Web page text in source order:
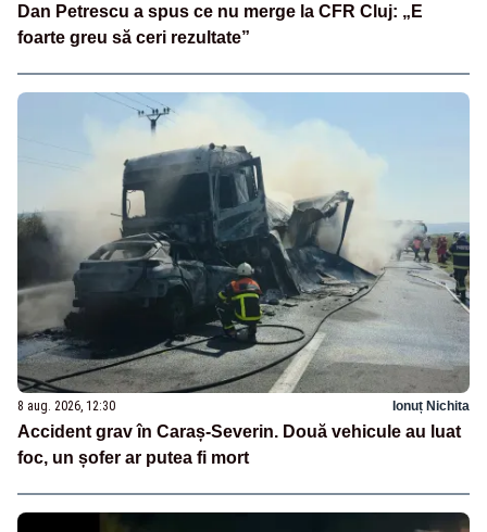
Dan Petrescu a spus ce nu merge la CFR Cluj: „E
foarte greu să ceri rezultate”
8 aug. 2026, 12:30 Ionuț Nichita
Accident grav în Caraș-Severin. Două vehicule au luat
foc, un șofer ar putea fi mort